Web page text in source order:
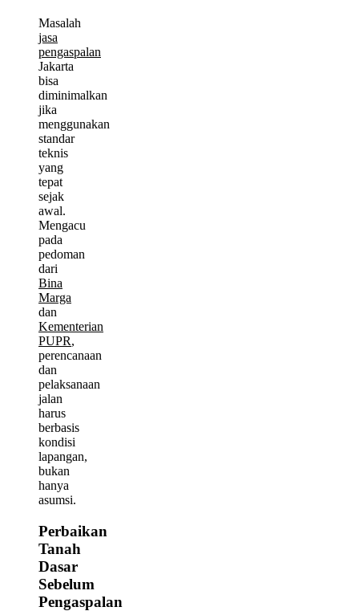
Masalah
jasa
pengaspalan
Jakarta
bisa
diminimalkan
jika
menggunakan
standar
teknis
yang
tepat
sejak
awal.
Mengacu
pada
pedoman
dari
Bina
Marga
dan
Kementerian
PUPR,
perencanaan
dan
pelaksanaan
jalan
harus
berbasis
kondisi
lapangan,
bukan
hanya
asumsi.
Perbaikan
Tanah
Dasar
Sebelum
Pengaspalan